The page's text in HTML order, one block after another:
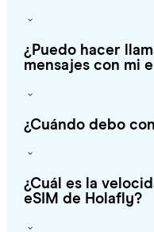
¿Puedo hacer
mensajes con mi
¿Cuándo debo
¿Cuál es la
eSIM de Holafly?